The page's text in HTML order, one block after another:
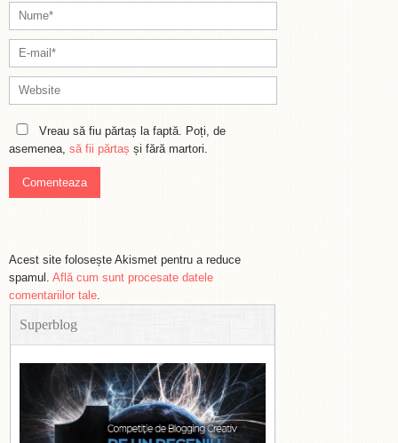
Vreau să fiu părtaș la faptă. Poți, de
asemenea, să fii părtaș și fără martori.
Acest site folosește Akismet pentru a reduce
spamul. Află cum sunt procesate datele
comentariilor tale.
Superblog